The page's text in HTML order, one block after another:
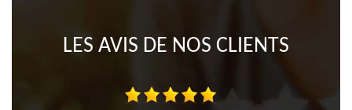
LES AVIS DE NOS CLIENTS